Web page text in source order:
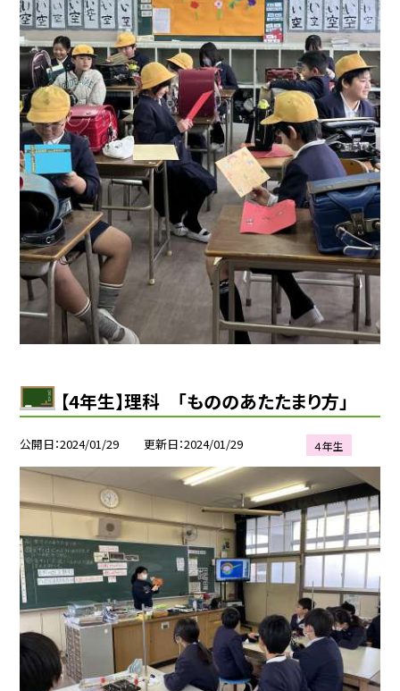
【4年生】理科 「もののあたたまり方」
公開日 2024/01/29 更新日 2024/01/29 ４年生